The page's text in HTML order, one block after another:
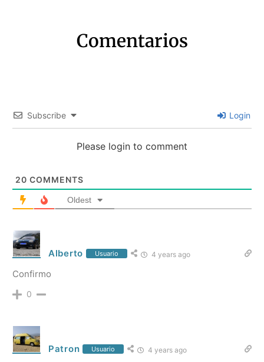
Comentarios
Subscribe Login
Please login to comment
20 COMMENTS
Oldest
Alberto Usuario 4 years ago
Confirmo
0
Patron Usuario 4 years ago